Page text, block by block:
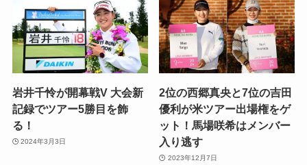
岩井千怜が開幕戦V 大会新
記録でツアー5勝目を飾
る！
2024年3月3日
2位の西郷真央と7位の吉田
優利が米ツアー出場権をゲ
ット！馬場咲希はメンバー
入り逃す
2023年12月7日